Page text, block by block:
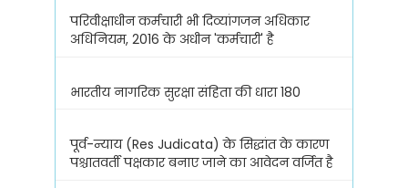
परिवीक्षाधीन कर्मचारी भी दिव्यांगजन अधिकार
अधिनियम, 2016 के अधीन 'कर्मचारी' है
भारतीय नागरिक सुरक्षा संहिता की धारा 180
पूर्व-न्याय (Res Judicata) के सिद्धांत के कारण
पश्चातवर्ती पक्षकार बनाए जाने का आवेदन वर्जित है